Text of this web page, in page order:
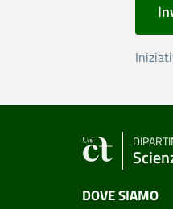
DOVE SIAMO